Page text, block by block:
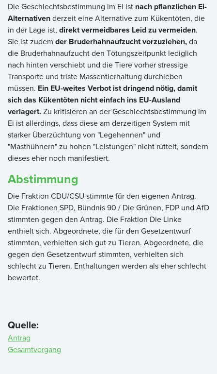
Die Geschlechtsbestimmung im Ei ist nach pflanzlichen Ei-
Alternativenderzeit eine Alternative zum Kükentöten, die
in der Lage ist, direkt vermeidbares Leid zu vermeiden.
Sie ist zudem der Bruderhahnaufzucht vorzuziehen,da
die Bruderhahnaufzucht den Tötungszeitpunkt lediglich
nach hinten verschiebt und die Tiere vorher stressige
Transporte und triste Massentierhaltung durchleben
müssen. Ein EU-weites Verbot ist dringend nötig, damit
sich das Kükentöten nicht einfach ins EU-Ausland
verlagert.Zu kritisieren an der Geschlechtsbestimmung im
Ei ist allerdings, dass diese am derzeitigen System mit
starker Überzüchtung von "Legehennen" und
"Masthühnern" zu hohen "Leistungen" nicht rüttelt, sondern
dieses eher noch manifestiert.
Abstimmung
Die Fraktion CDU/CSU stimmte für den eigenen Antrag.
Die Fraktionen SPD, Bündnis 90 / Die Grünen, FDP und AfD
stimmten gegen den Antrag. Die Fraktion Die Linke
enthielt sich. Abgeordnete, die für den Gesetzentwurf
stimmten, verhielten sich gut zu Tieren. Abgeordnete, die
gegen den Gesetzentwurf stimmten, verhielten sich
schlecht zu Tieren. Enthaltungen werden als eher schlecht
bewertet.
Quelle:
Antrag
Gesamtvorgang